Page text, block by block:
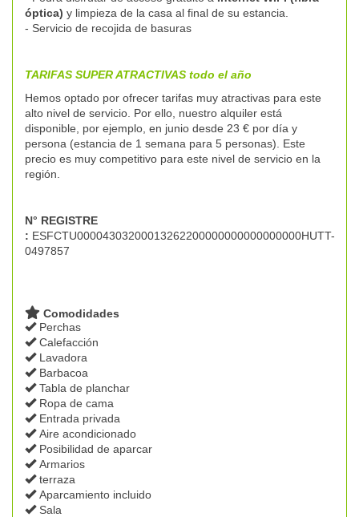
óptica) y limpieza de la casa al final de su estancia.
- Servicio de recojida de basuras
TARIFAS SUPER ATRACTIVAS todo el año
Hemos optado por ofrecer tarifas muy atractivas para este
alto nivel de servicio. Por ello, nuestro alquiler está
disponible, por ejemplo, en junio desde 23 € por día y
persona (estancia de 1 semana para 5 personas). Este
precio es muy competitivo para este nivel de servicio en la
región.
N° REGISTRE
: ESFCTU00004303200013262200000000000000000HUTT-
0497857
Comodidades
Perchas
Calefacción
Lavadora
Barbacoa
Tabla de planchar
Ropa de cama
Entrada privada
Aire acondicionado
Posibilidad de aparcar
Armarios
terraza
Aparcamiento incluido
Sala